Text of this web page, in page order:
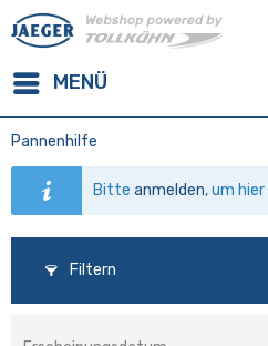
MENÜ
Pannenhilfe
Bitteanmelden, um
Filtern